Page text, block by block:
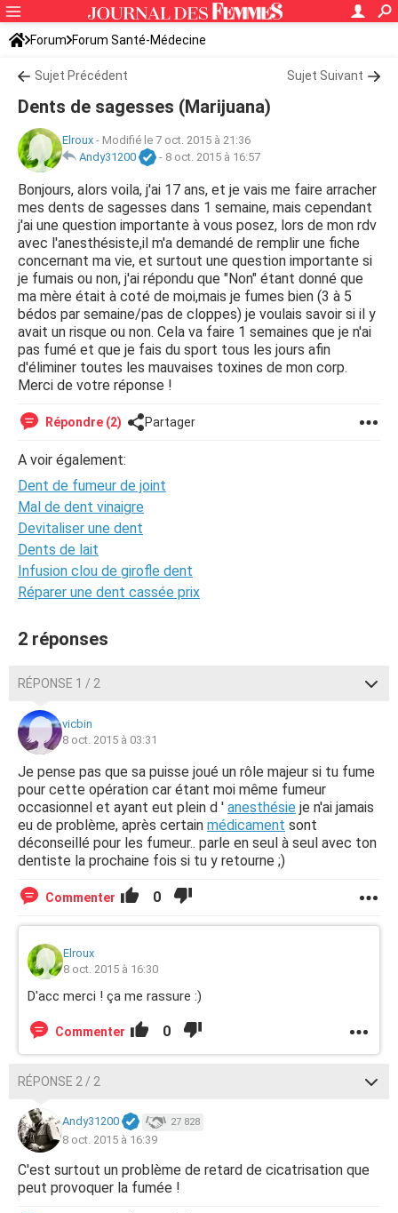
Forum Forum Santé-Médecine
Symptômes et maladies courantes
Sujet Précédent Sujet Suivant
Dents de sagesses (Marijuana)
Elroux - Modifié le 7 oct. 2015 à 21:36
Andy31200
- 8 oct. 2015 à 16:57
Bonjours, alors voila, j'ai 17 ans, et je vais me faire arracher
mes dents de sagesses dans 1 semaine, mais cependant
j'ai une question importante à vous posez, lors de mon rdv
avec l'anesthésiste,il m'a demandé de remplir une fiche
concernant ma vie, et surtout une question importante si
je fumais ou non, j'ai répondu que "Non" étant donné que
ma mère était à coté de moi,mais je fumes bien (3 à 5
bédos par semaine/pas de cloppes) je voulais savoir si il y
avait un risque ou non. Cela va faire 1 semaines que je n'ai
pas fumé et que je fais du sport tous les jours afin
d'éliminer toutes les mauvaises toxines de mon corp.
Merci de votre réponse !
Répondre (2) Partager
A voir également:
Dent de fumeur de joint
Mal de dent vinaigre
Devitaliser une dent
Dents de lait
Infusion clou de girofle dent
Réparer une dent cassée prix
2 réponses
RÉPONSE 1 / 2
vicbin
8 oct. 2015 à 03:31
Je pense pas que sa puisse joué un rôle majeur si tu fume
pour cette opération car étant moi même fumeur
occasionnel et ayant eut plein d ' anesthésie je n'ai jamais
eu de problème, après certain médicament sont
déconseillé pour les fumeur.. parle en seul à seul avec ton
dentiste la prochaine fois si tu y retourne ;)
Commenter 0
Elroux
8 oct. 2015 à 16:30
D'acc merci ! ça me rassure :)
Commenter 0
RÉPONSE 2 / 2
Andy31200 27 828
8 oct. 2015 à 16:39
C'est surtout un problème de retard de cicatrisation que
peut provoquer la fumée !